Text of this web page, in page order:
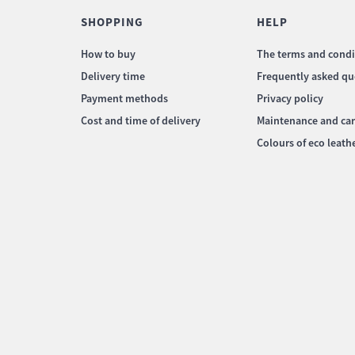
SHOPPING
How to buy
Delivery time
Payment methods
Cost and time of delivery
HELP
The terms and
Frequently asked
Privacy policy
Maintenance and
Colours of eco